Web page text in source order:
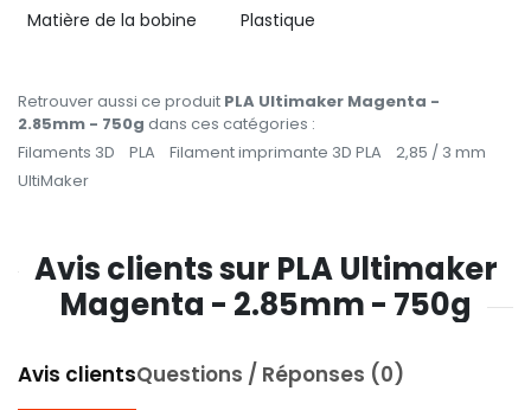
Matière de la bobine
Plastique
Retrouver aussi ce produit PLA Ultimaker Magenta -
2.85mm - 750g dans ces catégories :
Filaments 3D
PLA Filament imprimante 3D PLA
2,85 / 3 mm
UltiMaker
Avis clients sur PLA Ultimaker
Magenta - 2.85mm - 750g
Avis clientsQuestions / Réponses (0)